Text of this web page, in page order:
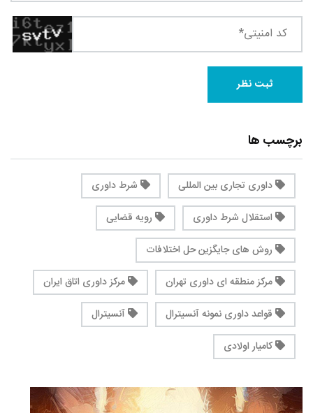
برچسب ها
داوری تجاری بین المللی
شرط داوری
استقلال شرط داوری
رویه قضایی
روش های جایگزین حل اختلافات
مرکز منطقه ای داوری تهران
مرکز داوری اتاق ایران
قواعد داوری نمونه آنسیترال
آنسیترال
کامیار اولادی